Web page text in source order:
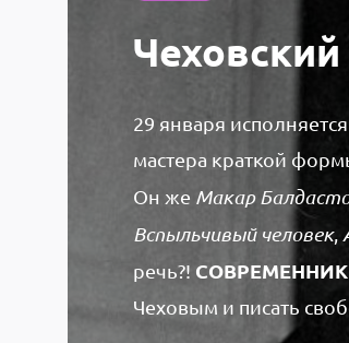
29 января исполняется
мастера краткой
Он же Макар
Вспыльчивый человек,
речь?! СОВРЕМЕННИК
Чеховым и писать